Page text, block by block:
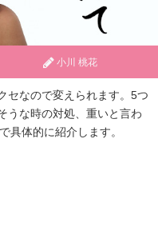
小川 桃花
セなので変えられます。5つ
うな時の対処、重いと言わ
具体的に紹介します。